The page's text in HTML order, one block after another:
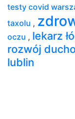
testy covid
taxolu ,
oczu , lekarz
rozwój
lublin